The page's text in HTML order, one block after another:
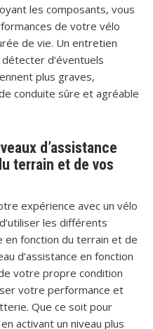
les composants, vous
de votre vélo
de vie. Un entretien
d’éventuels
plus graves,
conduite sûre et agréable
d’assistance
terrain et de vos
expérience avec un vélo
les différents
en fonction du terrain et de
d’assistance en fonction
votre propre condition
votre performance et
Que ce soit pour
activant un niveau plus